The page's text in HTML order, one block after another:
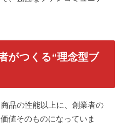
がつくる“理念型ブ
品の性能以上に、創業者の
値そのものになっていま